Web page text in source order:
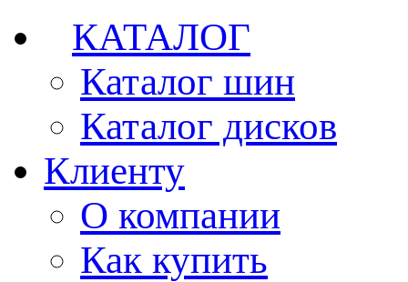
КАТАЛОГ
Каталог шин
Каталог дисков
Клиенту
О компании
Как купить